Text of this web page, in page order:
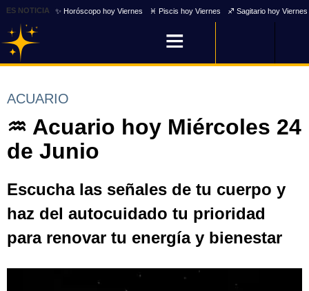
ES NOTICIA ✨ Horóscopo hoy Viernes ♓ Piscis hoy Viernes ♐ Sagitario hoy Viernes
ACUARIO
♒ Acuario hoy Miércoles 24
de Junio
Escucha las señales de tu cuerpo y
haz del autocuidado tu prioridad
para renovar tu energía y bienestar